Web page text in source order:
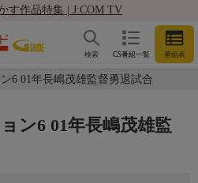
す作品特集 | J:COM TV
CS番組一覧 番組表
検索
6 01年長嶋茂雄監督勇退試合
ン6 01年長嶋茂雄監